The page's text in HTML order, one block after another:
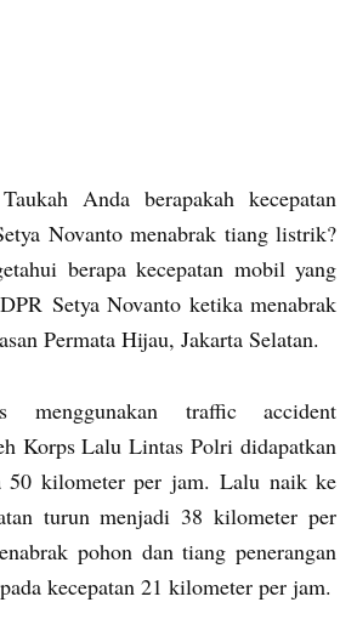
Anda berapakah kecepatan
Novanto menabrak tiang listrik?
berapa kecepatan mobil yang
Setya Novanto ketika menabrak
Permata Hijau, Jakarta Selatan.
menggunakan traffic accident
Korps Lalu Lintas Polri didapatkan
50 kilometer per jam. Lalu naik ke
turun menjadi 38 kilometer per
pohon dan tiang penerangan
kecepatan 21 kilometer per jam.